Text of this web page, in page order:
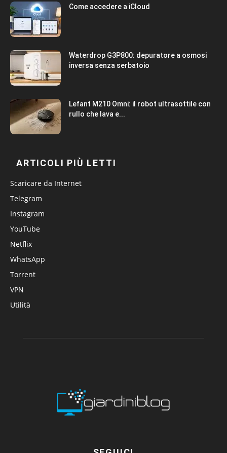
Come accedere a iCloud
Waterdrop G3P800: depuratore a osmosi
inversa senza serbatoio
Lefant M210 Omni: il robot ultrasottile con
rullo che lava e...
ARTICOLI PIÙ LETTI
Scaricare da Internet
Telegram
Instagram
YouTube
Netflix
WhatsApp
Torrent
VPN
Utilità